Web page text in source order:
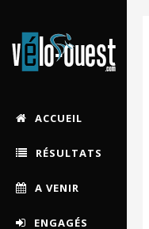
ACCUEIL
RÉSULTATS
A VENIR
ENGAGÉS